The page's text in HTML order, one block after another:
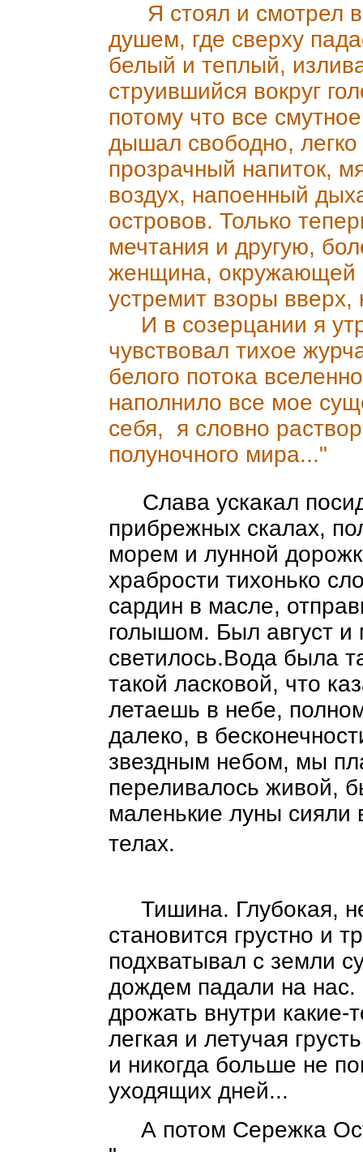
Я стоял и смотрел
душем, где сверху
белый и теплый,
струившийся вокруг
потому что все
дышал свободно,
прозрачный напиток,
воздух, напоенный
островов. Только
мечтания и другую,
женщина, окружающей
устремит взоры
И в созерцании я
чувствовал тихое
белого потока
наполнило все мое
себя, я словно
полуночного мира..."
Слава ускакал
прибрежных скалах,
морем и лунной
храбрости тихонько
сардин в масле,
голышом. Был август и
светилось.Вода была
такой ласковой, что
летаешь в небе,
далеко, в
звездным небом, мы
переливалось живой,
маленькие луны сияли
телах.
Тишина. Глубокая,
становится грустно и
подхватывал с земли
дождем падали на нас.
дрожать внутри
легкая и летучая
и никогда больше не
уходящих дней...
А потом Сережка